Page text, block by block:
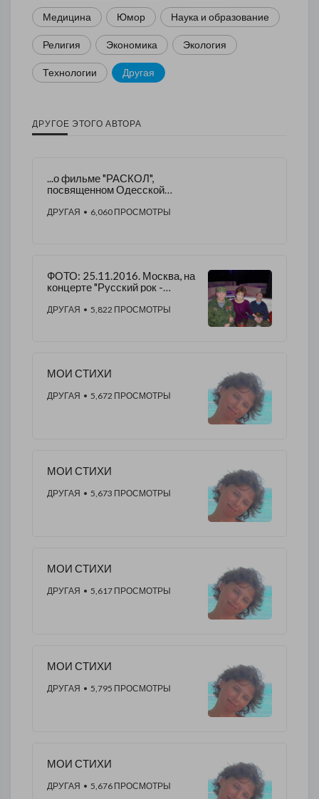
Медицина Юмор Наука и образование
Религия Экономика Экология
Технологии Другая
ДРУГОЕ ЭТОГО АВТОРА
...о фильме "РАСКОЛ",
посвященном Одесской
которого я была 03.05.2016 г.
ДРУГАЯ • 6,060 ПРОСМОТРЫ
ФОТО: ​25.11.2016. Москва, на
концерте "Русский рок -
Морозова.​
ДРУГАЯ • 5,822 ПРОСМОТРЫ
МОИ СТИХИ
ДРУГАЯ • 5,672 ПРОСМОТРЫ
МОИ СТИХИ
ДРУГАЯ • 5,673 ПРОСМОТРЫ
МОИ СТИХИ
ДРУГАЯ • 5,617 ПРОСМОТРЫ
МОИ СТИХИ
ДРУГАЯ • 5,795 ПРОСМОТРЫ
МОИ СТИХИ
ДРУГАЯ • 5,676 ПРОСМОТРЫ